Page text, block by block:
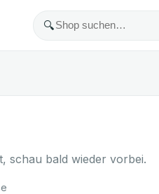
🔍
schau bald wieder vorbei.